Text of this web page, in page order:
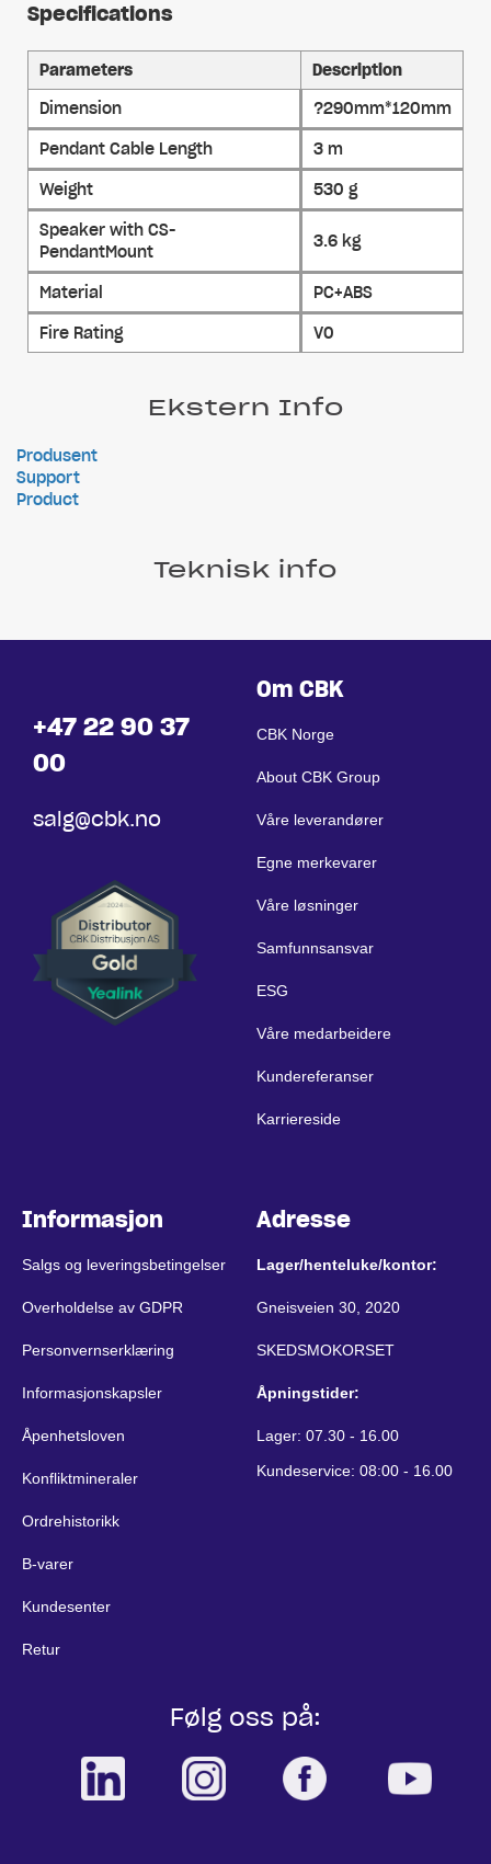
Specifications
Parameters
Description
Dimension
?290mm*120mm
Pendant Cable Length 3 m
Weight 530 g
Speaker with CS-
PendantMount
3.6 kg
Material PC+ABS
Fire Rating V0
Ekstern Info
Produsent
Support
Product
Teknisk info
+47 22 90 37
00
salg@cbk.no
Om CBK
CBK Norge
About CBK Group
Våre leverandører
Egne merkevarer
Våre løsninger
Samfunnsansvar
ESG
Våre medarbeidere
Kundereferanser
Karriereside
Informasjon
Salgs og leveringsbetingelser
Overholdelse av GDPR
Personvernserklæring
Informasjonskapsler
Åpenhetsloven
Konfliktmineraler
Ordrehistorikk
B-varer
Kundesenter
Retur
Adresse
Lager/henteluke/kontor:
Gneisveien 30, 2020
SKEDSMOKORSET
Åpningstider:
Lager: 07.30 - 16.00
Kundeservice: 08:00 - 16.00
Følg oss på: